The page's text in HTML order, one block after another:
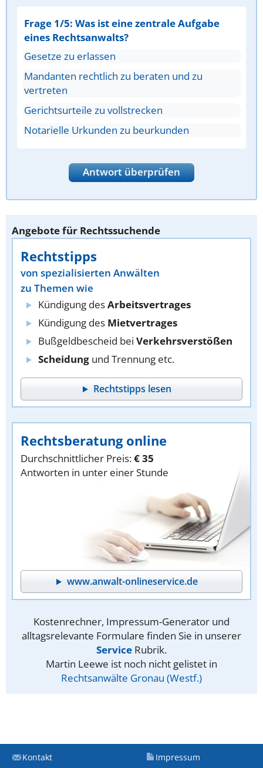
Frage 1/5: Was ist eine zentrale Aufgabe
eines Rechtsanwalts?
Gesetze zu erlassen
Mandanten rechtlich zu beraten und zu
vertreten
Gerichtsurteile zu vollstrecken
Notarielle Urkunden zu beurkunden
Antwort überprüfen
Angebote für Rechtssuchende
Rechtstipps
von spezialisierten Anwälten
zu Themen wie
Kündigung desArbeitsvertrages
Kündigung des Mietvertrages
Bußgeldbescheid bei Verkehrsverstößen
Scheidung und Trennung etc.
Rechtstipps lesen
Rechtsberatung online
Durchschnittlicher Preis:€ 35
Antworten in unter einer Stunde
www.anwalt-onlineservice.de
Kostenrechner, Impressum-Generator und
alltagsrelevante Formulare finden Sie in unserer
Service Rubrik.
Martin Leewe ist noch nicht gelistet in
Rechtsanwälte Gronau (Westf.)
Kontakt Impressum